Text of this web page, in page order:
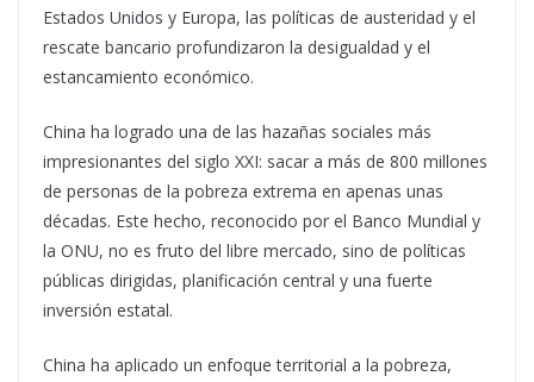
Estados Unidos y Europa, las políticas de austeridad y el
rescate bancario profundizaron la desigualdad y el
estancamiento económico.
China ha logrado una de las hazañas sociales más
impresionantes del siglo XXI: sacar a más de 800 millones
de personas de la pobreza extrema en apenas unas
décadas. Este hecho, reconocido por el Banco Mundial y
la ONU, no es fruto del libre mercado, sino de políticas
públicas dirigidas, planificación central y una fuerte
inversión estatal.
China ha aplicado un enfoque territorial a la pobreza,